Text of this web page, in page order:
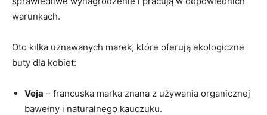
warunkach.
Oto kilka uznawanych marek, które oferują ekologiczne
buty dla kobiet:
Veja – francuska marka znana z używania organicznej
bawełny i naturalnego kauczuku.